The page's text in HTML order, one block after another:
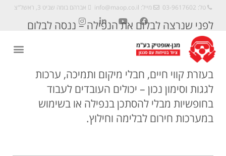
טל: 03-9617602 מייל: info@maop.co.il אברהם בומה שביט 3, ראשל"צ
לפני שנרצה לבלום את הנפילה – ננסה לבלום
אותה מבעוד מועד. בעזרת קשירה ובטיחות
מתאימה, נוכל למנוע את הסכנה.
בעזרת קווי חיים, חבלי מיקום ותמיכה, ערכות
לגגות וסימון נכון – יכולים העובדים לעבוד
בחופשיות מבלי להסתכן בנפילה או בשימוש
במערכות חירום לבלימה וחילוץ.